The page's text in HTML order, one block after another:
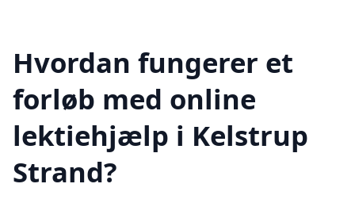
Hvordan fungerer et
forløb med online
lektiehjælp i Kelstrup
Strand?